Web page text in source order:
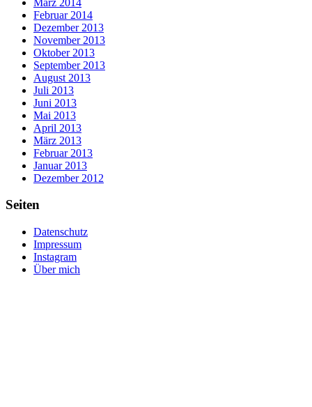
Februar 2014
Dezember 2013
November 2013
Oktober 2013
September 2013
August 2013
Juli 2013
Juni 2013
Mai 2013
April 2013
März 2013
Februar 2013
Januar 2013
Dezember 2012
Seiten
Datenschutz
Impressum
Instagram
Über mich